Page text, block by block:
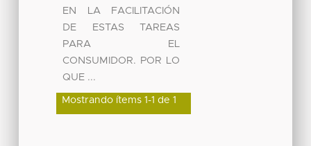
EN LA FACILITACIÓN
DE ESTAS TAREAS
PARA EL
CONSUMIDOR. POR LO
QUE ...
Mostrando ítems 1-1 de 1